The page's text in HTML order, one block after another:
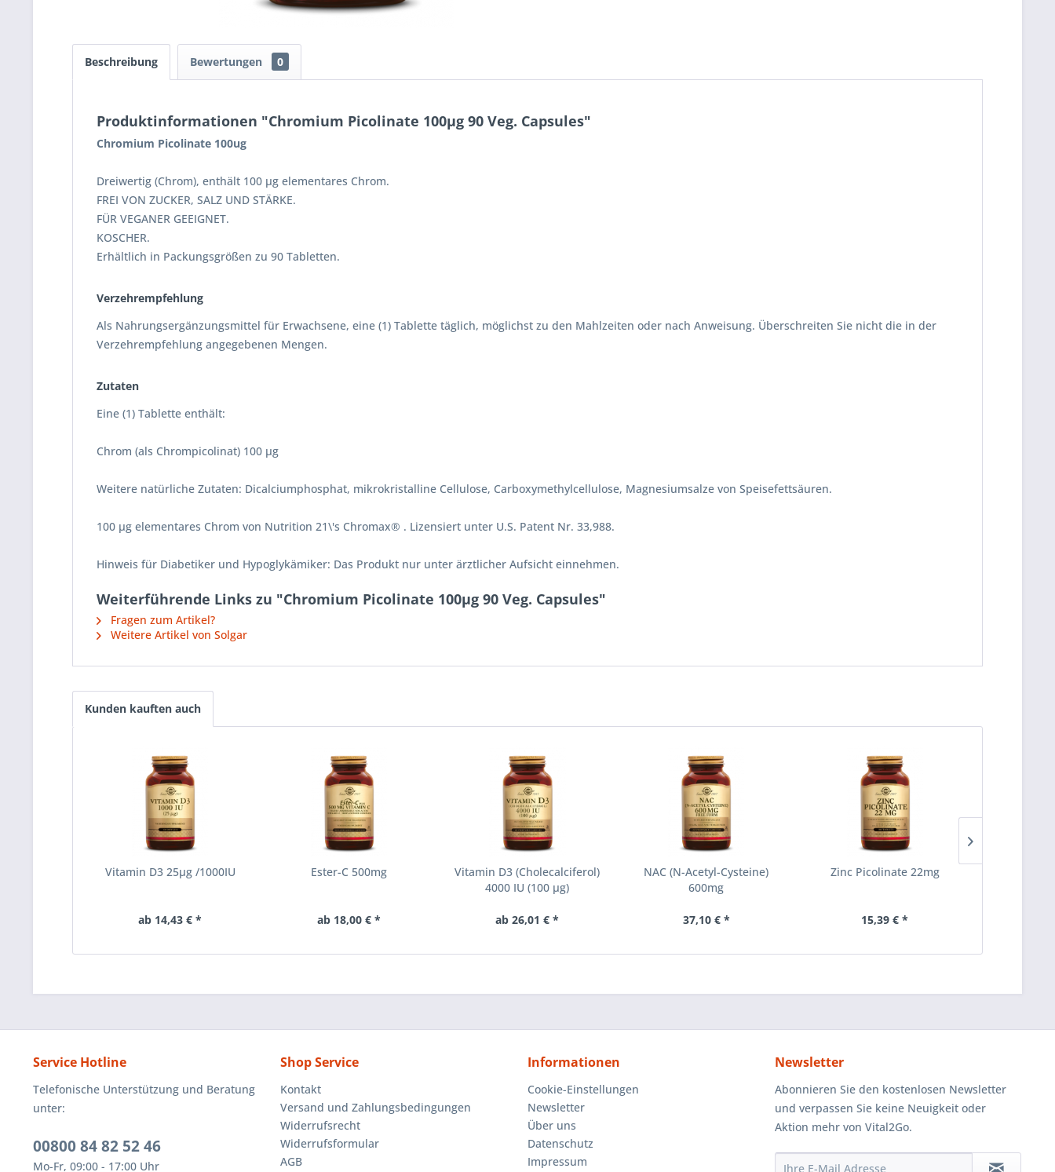
Beschreibung Bewertungen 0
Produktinformationen "Chromium Picolinate 100µg 90 Veg. Capsules"
Chromium Picolinate 100ug
Dreiwertig (Chrom), enthält 100 µg elementares Chrom.
FREI VON ZUCKER, SALZ UND STÄRKE.
FÜR VEGANER GEEIGNET.
KOSCHER.
Erhältlich in Packungsgrößen zu 90 Tabletten.
Verzehrempfehlung
Als Nahrungsergänzungsmittel für Erwachsene, eine (1) Tablette täglich, möglichst zu den Mahlzeiten oder nach Anweisung. Überschreiten Sie nicht die in der
Verzehrempfehlung angegebenen Mengen.
Zutaten
Eine (1) Tablette enthält:
Chrom (als Chrompicolinat) 100 µg
Weitere natürliche Zutaten: Dicalciumphosphat, mikrokristalline Cellulose, Carboxymethylcellulose, Magnesiumsalze von Speisefettsäuren.
100 µg elementares Chrom von Nutrition 21\'s Chromax® . Lizensiert unter U.S. Patent Nr. 33,988.
Hinweis für Diabetiker und Hypoglykämiker: Das Produkt nur unter ärztlicher Aufsicht einnehmen.
Weiterführende Links zu "Chromium Picolinate 100µg 90 Veg. Capsules"
Fragen zum Artikel?
Weitere Artikel von Solgar
Kunden kauften auch
Vitamin D3 25µg /1000IU
ab 14,43 € *
Ester-C 500mg
ab 18,00 € *
Vitamin D3 (Cholecalciferol)
4000 IU (100 µg)
ab 26,01 € *
NAC (N-Acetyl-Cysteine)
600mg
37,10 € *
Zinc Picolinate 22mg
15,39 € *
Service Hotline
Telefonische Unterstützung und Beratung
unter:
00800 84 82 52 46
Mo-Fr, 09:00 - 17:00 Uhr
Shop Service
Kontakt
Versand und Zahlungsbedingungen
Widerrufsrecht
Widerrufsformular
AGB
Informationen
Cookie-Einstellungen
Newsletter
Über uns
Datenschutz
Impressum
Newsletter
Abonnieren Sie den kostenlosen Newsletter
und verpassen Sie keine Neuigkeit oder
Aktion mehr von Vital2Go.